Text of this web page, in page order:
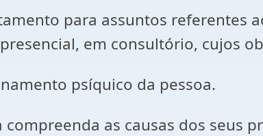
para assuntos referentes
em consultório, cujos
psíquico da pessoa.
as causas dos seus